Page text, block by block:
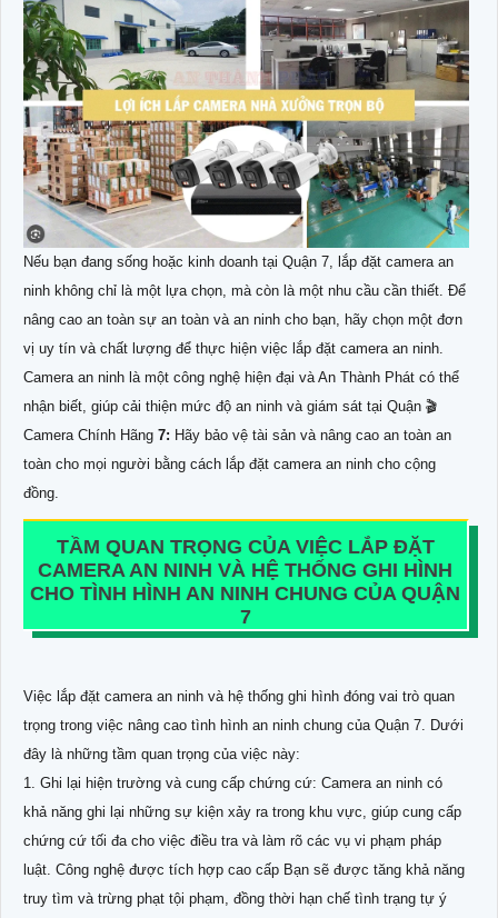
Nếu bạn đang sống hoặc kinh doanh tại Quận 7, lắp đặt camera an
ninh không chỉ là một lựa chọn, mà còn là một nhu cầu cần thiết. Để
nâng cao an toàn sự an toàn và an ninh cho bạn, hãy chọn một đơn
vị uy tín và chất lượng để thực hiện việc lắp đặt camera an ninh.
Camera an ninh là một công nghệ hiện đại và An Thành Phát có thể
nhận biết, giúp cải thiện mức độ an ninh và giám sát tại Quận 🎬
Camera Chính Hãng 7: Hãy bảo vệ tài sản và nâng cao an toàn an
toàn cho mọi người bằng cách lắp đặt camera an ninh cho cộng
đồng.
TẦM QUAN TRỌNG CỦA VIỆC LẮP ĐẶT
CAMERA AN NINH VÀ HỆ THỐNG GHI HÌNH
CHO TÌNH HÌNH AN NINH CHUNG CỦA QUẬN
7
Việc lắp đặt camera an ninh và hệ thống ghi hình đóng vai trò quan
trọng trong việc nâng cao tình hình an ninh chung của Quận 7. Dưới
đây là những tầm quan trọng của việc này:
1. Ghi lại hiện trường và cung cấp chứng cứ: Camera an ninh có
khả năng ghi lại những sự kiện xảy ra trong khu vực, giúp cung cấp
chứng cứ tối đa cho việc điều tra và làm rõ các vụ vi phạm pháp
luật. Công nghệ được tích hợp cao cấp Bạn sẽ được tăng khả năng
truy tìm và trừng phạt tội phạm, đồng thời hạn chế tình trạng tự ý